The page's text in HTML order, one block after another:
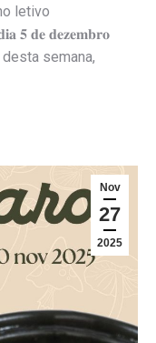
letivo
𝟓 𝐝𝐞 𝐝𝐞𝐳𝐞𝐦𝐛𝐫𝐨
semana,
Nov
27
2025